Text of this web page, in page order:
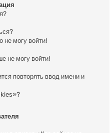
не могу войти!
не могу войти!
повторять ввод имени и